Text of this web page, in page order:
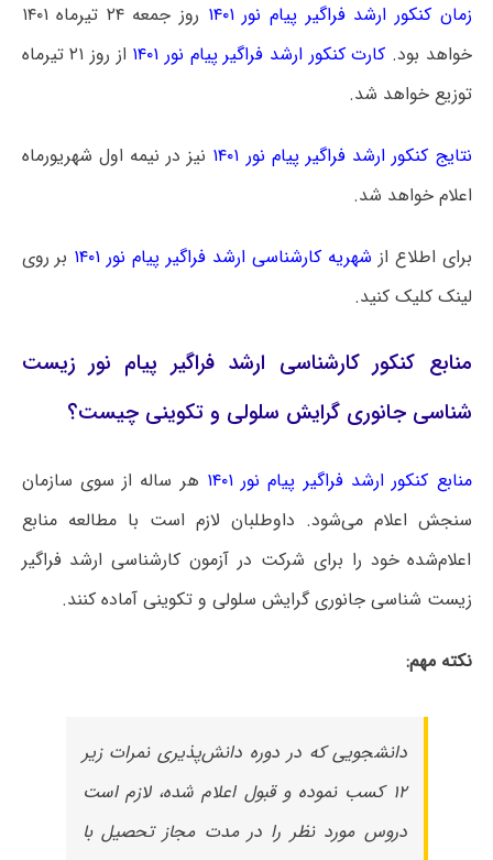
زمان کنکور ارشد فراگیر پیام نور ۱۴۰۱
روز جمعه ۲۴ تیرماه ۱۴۰۱
خواهد بود. کارت کنکور ارشد فراگیر پیام نور ۱۴۰۱
از روز ۲۱ تیرماه
توزیع خواهد شد.
نتایج کنکور ارشد فراگیر پیام نور ۱۴۰۱
نیز در نیمه اول شهریورماه
اعلام خواهد شد.
برای اطلاع از شهریه کارشناسی ارشد فراگیر پیام نور ۱۴۰۱
بر روی
لینک کلیک کنید.
منابع کنکور کارشناسی ارشد فراگیر پیام نور زیست
شناسی جانوری گرایش سلولی و تکوینی چیست؟
منابع کنکور ارشد فراگیر پیام نور ۱۴۰۱
هر ساله از سوی سازمان
سنجش اعلام می‌شود. داوطلبان لازم است با مطالعه منابع
اعلام‌شده خود را برای شرکت در آزمون کارشناسی ارشد فراگیر
زیست شناسی جانوری گرایش سلولی و تکوینی آماده کنند.
نکته مهم:
دانشجویی که در دوره دانش‌پذیری نمرات زیر
۱۲ کسب نموده و قبول اعلام شده، لازم است
دروس مورد نظر را در مدت مجاز تحصیل با